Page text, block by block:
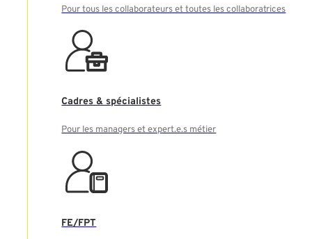
Pour tous les collaborateurs et toutes les collaboratrices
Cadres & spécialistes
Pour les managers et expert.e.s métier
FE/FPT